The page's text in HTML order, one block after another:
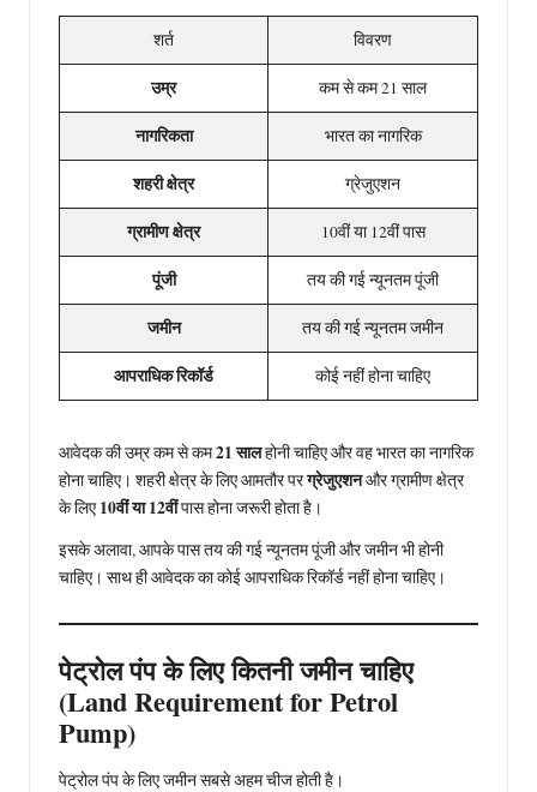
शर्त विवरण
उम्र कम से कम 21 साल
नागरिकता भारत का नागरिक
शहरी क्षेत्र ग्रेजुएशन
ग्रामीण क्षेत्र 10वीं या 12वीं पास
पूंजी तय की गई न्यूनतम पूंजी
जमीन तय की गई न्यूनतम जमीन
आपराधिक रिकॉर्ड कोई नहीं होना चाहिए
आवेदक की उम्र कम से कम21 सालहोनी चाहिए और वह भारत का नागरिक
होना चाहिए। शहरी क्षेत्र के लिए आमतौर परग्रेजुएशनऔर ग्रामीण क्षेत्र
के लिए10वीं या 12वींपास होना जरूरी होता है।
इसके अलावा, आपके पास तय की गई न्यूनतम पूंजी और जमीन भी होनी
चाहिए। साथ ही आवेदक का कोई आपराधिक रिकॉर्ड नहीं होना चाहिए।
पेट्रोल पंप के लिए कितनी जमीन चाहिए
(Land Requirement for Petrol
Pump)
पेट्रोल पंप के लिए जमीन सबसे अहम चीज होती है।